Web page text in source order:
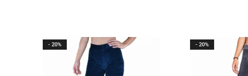
- 20% - 20%